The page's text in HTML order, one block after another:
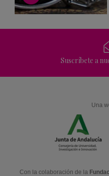
Suscríbete a
Una
Con la colaboración de la